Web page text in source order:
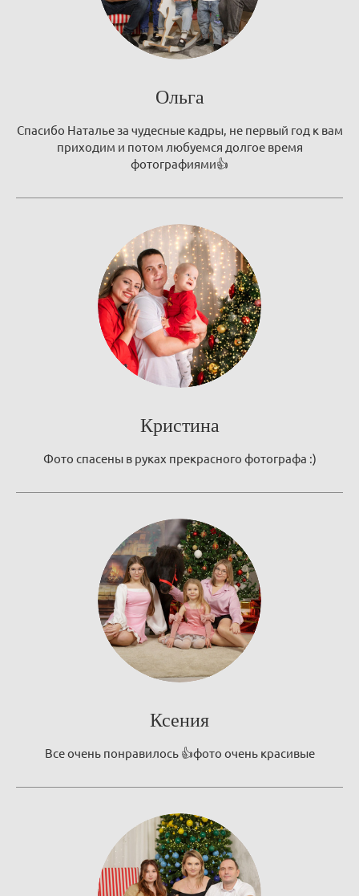
Ольга
Спасибо Наталье за чудесные кадры, не первый год к вам
приходим и потом любуемся долгое время
фотографиями👍
Кристина
Фото спасены в руках прекрасного фотографа :)
Ксения
Все очень понравилось 👍фото очень красивые